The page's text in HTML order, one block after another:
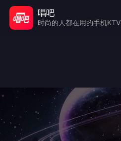
唱吧
时尚的人都在用的手机KTV